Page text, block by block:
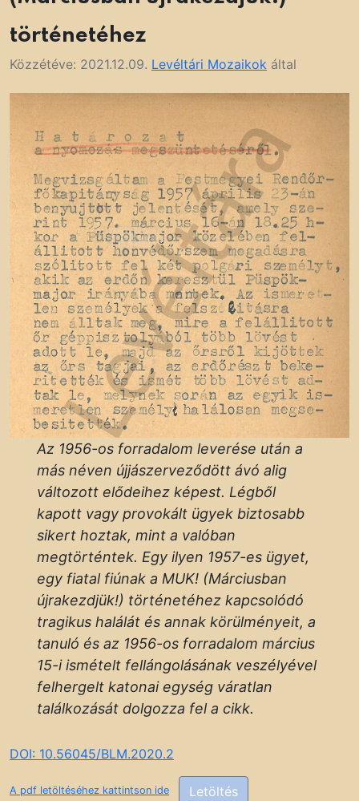
történetéhez
Közzétéve: 2021.12.09. Levéltári Mozaikok által
Az 1956-os forradalom leverése után a
más néven újjászerveződött ávó alig
változott elődeihez képest. Légből
kapott vagy provokált ügyek biztosabb
sikert hoztak, mint a valóban
megtörténtek. Egy ilyen 1957-es ügyet,
egy fiatal fiúnak a MUK! (Márciusban
újrakezdjük!) történetéhez kapcsolódó
tragikus halálát és annak körülményeit, a
tanuló és az 1956-os forradalom március
15-i ismételt fellángolásának veszélyével
felhergelt katonai egység váratlan
találkozását dolgozza fel a cikk.
DOI: 10.56045/BLM.2020.2
A pdf letöltéséhez kattintson ide Letöltés